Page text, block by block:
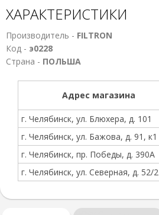
ХАРАКТЕРИСТИКИ
Производитель - FILTRON
Код - э0228
Страна - ПОЛЬША
Адрес магазина
г. Челябинск, ул. Блюхера, д. 101
г. Челябинск, ул. Бажова, д. 91, к1
г. Челябинск, пр. Победы, д. 390А
г. Челябинск, ул. Северная, д. 52/2